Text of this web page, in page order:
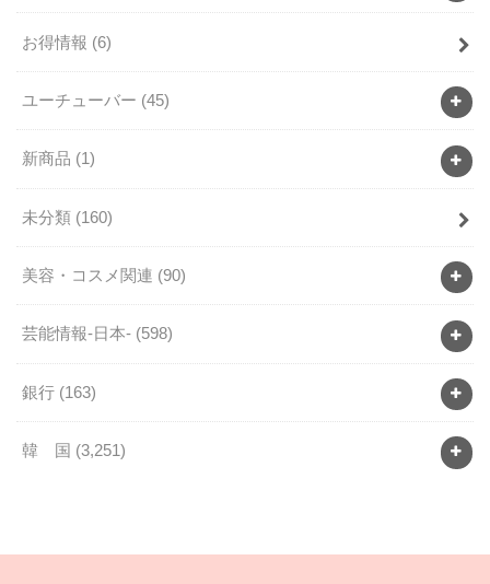
お得情報 (6)
ユーチューバー (45)
新商品 (1)
未分類 (160)
美容・コスメ関連 (90)
芸能情報-日本- (598)
銀行 (163)
韓 国 (3,251)